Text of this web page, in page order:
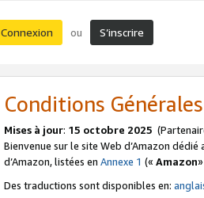
Connexion ou S’inscrire
Conditions
Mises à jour: 15 octobre 2025
Bienvenue sur le site Web d’Amazon dédié
d’Amazon, listées en Annexe 1 (« Amazon
Des traductions sont disponibles en: